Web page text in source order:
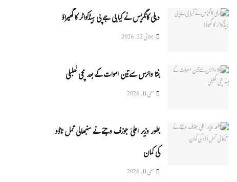
دہلی کانگریس نے کیا بی جے پی ہیڈکواٹر کا گھیراؤ
جولائی 22, 2026
ہنتا وائرس سےتین اموات کے بعد مچی کھلبلی
مئی 11, 2026
بطور وزیر اعلیٰ جوزف وجئے نے سنبھالی تمل ناڈو
کی کمان
مئی 11, 2026